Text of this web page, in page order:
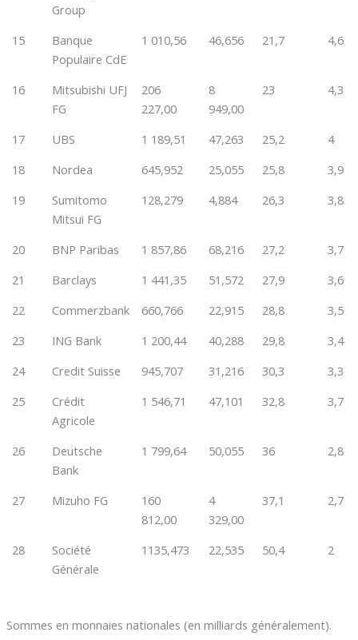
Group
15
Banque
Populaire CdE
1 010,56 46,656 21,7 4,6
16
Mitsubishi UFJ
FG
206
227,00
8
949,00
23 4,3
17 UBS 1 189,51 47,263 25,2
4
18
Nordea 645,952 25,055 25,8
3,9
19
Sumitomo
Mitsui FG
128,279 4,884 26,3 3,8
20 BNP Paribas 1 857,86 68,216 27,2
3,7
21
Barclays 1 441,35 51,572 27,9
3,6
22
Commerzbank 660,766 22,915 28,8
3,5
23
ING Bank 1 200,44 40,288 29,8
3,4
24
Credit Suisse 945,707 31,216 30,3
3,3
25
Crédit
Agricole
1 546,71 47,101 32,8 3,7
26
Deutsche
Bank
1 799,64 50,055 36 2,8
27 Mizuho FG
160
812,00
4
329,00
37,1 2,7
28
Société
Générale
1135,473 22,535 50,4 2
Sommes en monnaies nationales (en milliards généralement).